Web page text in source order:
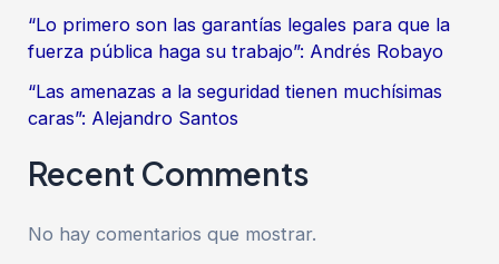
“Lo primero son las garantías legales para que la
fuerza pública haga su trabajo”: Andrés Robayo
“Las amenazas a la seguridad tienen muchísimas
caras”: Alejandro Santos
Recent Comments
No hay comentarios que mostrar.